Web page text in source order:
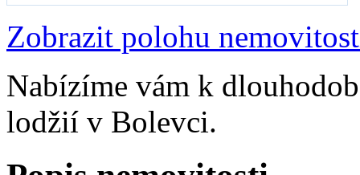
Zobrazit polohu
Nabízíme vám k
lodžií v Bolevci.